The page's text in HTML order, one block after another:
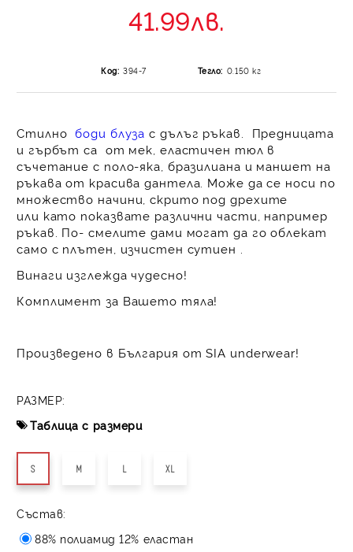
41.99лв.
Код: 394-7 Тегло: 0.150 кг
Стилно боди блуза с дълъг ръкав. Предницата
и гърбът са от мек, еластичен тюл в
съчетание с поло-яка, бразилиана и маншет на
ръкава от красива дантела. Може да се носи по
множество начини, скрито под дрехите
или като показвате различни части, например
ръкав. По- смелите дами могат да го облекат
само с плътен, изчистен сутиен .
Винаги изглежда чудесно!
Комплимент за Вашето тяла!
Произведено в България от SIA underwear!
РАЗМЕР:
Таблица с размери
S M L XL
Състав:
88% полиамид 12% еластан